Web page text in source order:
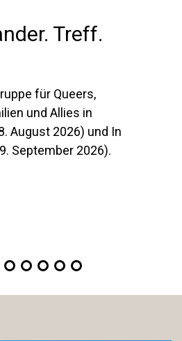
Treff.
für Queers,
und Allies in
August 2026) und In
September 2026).